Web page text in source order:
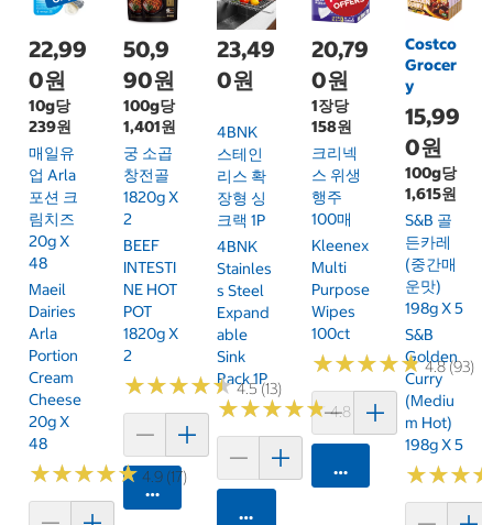
22,99
0원
10g당
239원
매일유
업 Arla
포션 크
림치즈
20g X
48
Maeil
Dairies
Arla
Portion
Cream
Cheese
20g X
48
★★★★★
★★★★★4.9 (17)
50,9
90원
100g당
1,401원
궁 소곱
창전골
1820g X
2
BEEF
INTESTI
NE HOT
POT
1820g X
2
★★★★★
★★★★★4.5 (13)
카트에 담기
23,49
0원
4BNK
스테인
리스 확
장형 싱
크랙 1P
4BNK
Stainles
S Steel
Expand
Able
Sink
Rack 1P
★★★★★
★★★★★4.8 (13)
카트에 담기
20,79
0원
1장당
158원
크리넥
스 위생
행주
100매
Kleenex
Multi
Purpose
Wipes
100ct
★★★★★
★★★★★4.8 (93)
카트에 담기
Costco
Grocer
y
15,99
0원
100g당
1,615원
S&B 골
든카레
(중간매
운맛)
198g X 5
S&B
Golden
Curry
(Mediu
M Hot)
198g X 5
★★★
★★★